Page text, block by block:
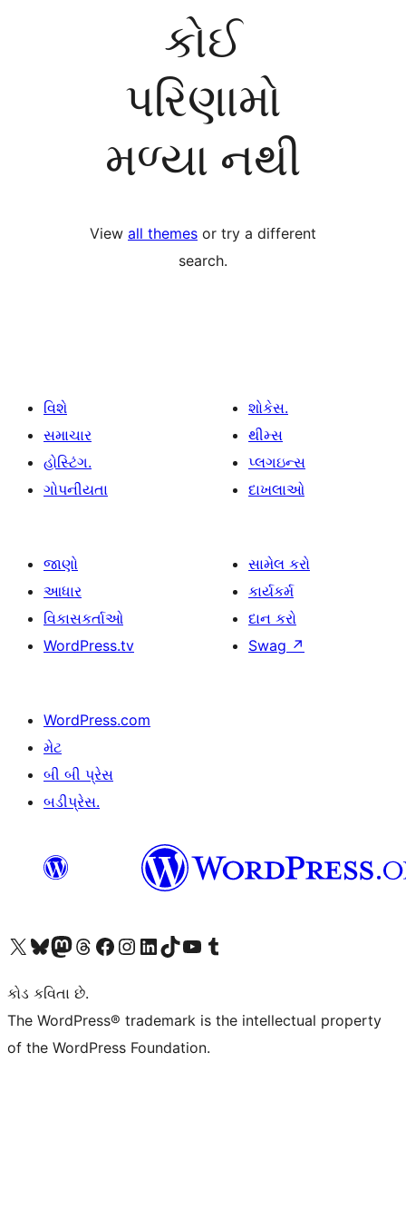
કોઈ
પરિણામો
મળ્યા નથી
View all themes or try a different
search.
વિશે
સમાચાર
હોસ્ટિંગ.
ગોપનીયતા
શોકેસ.
થીમ્સ
પ્લગઇન્સ
દાખલાઓ
જાણો
આધાર
વિકાસકર્તાઓ
WordPress.tv
સામેલ કરો
કાર્યકર્મ
દાન કરો
Swag ↗
WordPress.com
મેટ
બી બી પ્રેસ
બડીપ્રેસ.
અમારા X (અગાઉ ટ્વિટર) એકાઉન્ટની મુલાકાત લોઅમારા Bluesky એકાઉન્ટની મુલાકાત લોઅમારા માસ્ટોડોન એકાઉન્ટની મુલાકાત લોઅમારા Threads એકાઉન્ટની મુલાકાત લો અમારા ફેસબુક પેજની મુલાકાત લોઅમારા ઇન્સ્ટાગ્રામ એકાઉન્ટની મુલાકાત લો અમારા LinkedIn એકાઉન્ટની મુલાકાત લોઅમારા TikTok એકાઉન્ટની મુલાકાત લોઅમારી YouTube ચેનલની મુલાકાત લો અમારા Tumblr એકાઉન્ટની મુલાકાત લો
કોડ કવિતા છે.
The WordPress® trademark is the intellectual property
of the WordPress Foundation.